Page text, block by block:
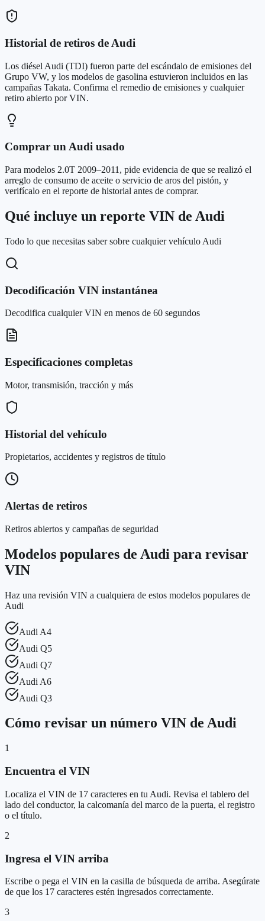
Historial de retiros de Audi
Los diésel Audi (TDI) fueron parte del escándalo de emisiones del
Grupo VW, y los modelos de gasolina estuvieron incluidos en las
campañas Takata. Confirma el remedio de emisiones y cualquier
retiro abierto por VIN.
Comprar un Audi usado
Para modelos 2.0T 2009–2011, pide evidencia de que se realizó el
arreglo de consumo de aceite o servicio de aros del pistón, y
verifícalo en el reporte de historial antes de comprar.
Qué incluye un reporte VIN de Audi
Todo lo que necesitas saber sobre cualquier vehículo Audi
Decodificación VIN instantánea
Decodifica cualquier VIN en menos de 60 segundos
Especificaciones completas
Motor, transmisión, tracción y más
Historial del vehículo
Propietarios, accidentes y registros de título
Alertas de retiros
Retiros abiertos y campañas de seguridad
Modelos populares de Audi para revisar
VIN
Haz una revisión VIN a cualquiera de estos modelos populares de
Audi
Audi A4
Audi Q5
Audi Q7
Audi A6
Audi Q3
Cómo revisar un número VIN de Audi
1
Encuentra el VIN
Localiza el VIN de 17 caracteres en tu Audi. Revisa el tablero del
lado del conductor, la calcomanía del marco de la puerta, el registro
o el título.
2
Ingresa el VIN arriba
Escribe o pega el VIN en la casilla de búsqueda de arriba. Asegúrate
de que los 17 caracteres estén ingresados correctamente.
3